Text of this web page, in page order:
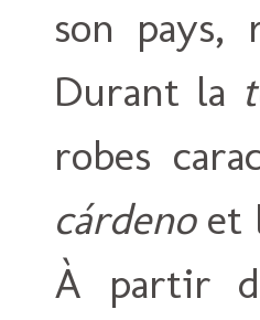
son pays,
Durant la
robes
cárdenoet
À partir